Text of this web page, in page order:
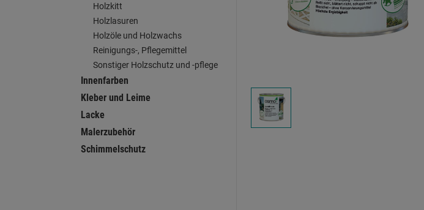
Holzkitt
Holzlasuren
Holzöle und Holzwachs
Reinigungs-, Pflegemittel
Sonstiger Holzschutz und -pflege
Innenfarben
Kleber und Leime
Lacke
Malerzubehör
Schimmelschutz